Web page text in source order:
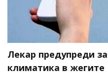
Лекар предупреди
климатика в жегите